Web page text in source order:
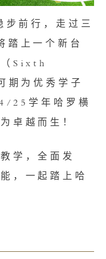
前行，走过三
踏上一个新台
（Sixth
期为优秀学子
25学年哈罗横
卓越而生！
学，全面发
，一起踏上哈